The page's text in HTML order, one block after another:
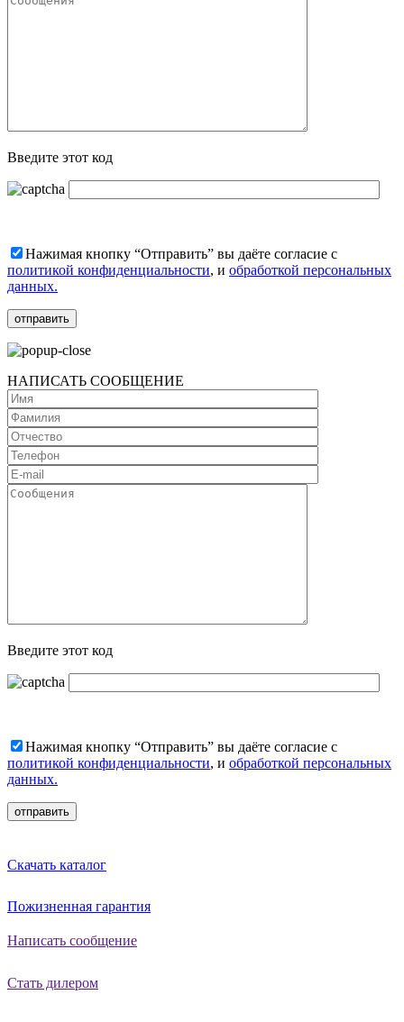
Введите этот код
Нажимая кнопку “Отправить” вы даёте согласие с
политикой конфиденциальности, и обработкой персональных
данных.
НАПИСАТЬ СООБЩЕНИЕ
Введите этот код
Нажимая кнопку “Отправить” вы даёте согласие с
политикой конфиденциальности, и обработкой персональных
данных.
Скачать каталог
Пожизненная гарантия
Написать сообщение
Стать дилером